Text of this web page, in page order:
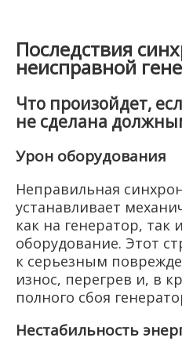
Последствия
неисправной
Что произойдет,
не сделана
Урон оборудования
Неправильная
устанавливает
как на генератор,
оборудование. Этот
к серьезным
износ, перегрев и, в
полного сбоя
Нестабильность